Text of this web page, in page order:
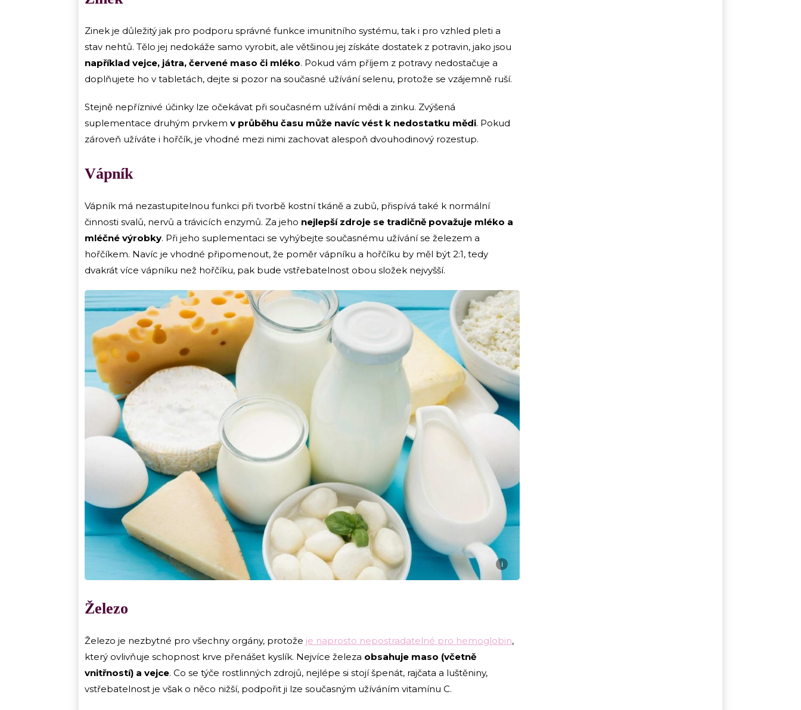
Zinek je důležitý jak pro podporu správné funkce imunitního systému, tak i pro vzhled pleti a
stav nehtů. Tělo jej nedokáže samo vyrobit, ale většinou jej získáte dostatek z potravin, jako jsou
například vejce, játra, červené maso či mléko. Pokud vám příjem z potravy nedostačuje a
doplňujete ho v tabletách, dejte si pozor na současné užívání selenu, protože se vzájemně ruší.
Stejně nepříznivé účinky lze očekávat při současném užívání mědi a zinku. Zvýšená
suplementace druhým prvkem v průběhu času může navíc vést k nedostatku mědi. Pokud
zároveň užíváte i hořčík, je vhodné mezi nimi zachovat alespoň dvouhodinový rozestup.
Vápník
Vápník má nezastupitelnou funkci při tvorbě kostní tkáně a zubů, přispívá také k normální
činnosti svalů, nervů a trávicích enzymů. Za jeho nejlepší zdroje se tradičně považuje mléko a
mléčné výrobky. Při jeho suplementaci se vyhýbejte současnému užívání se železem a
hořčíkem. Navíc je vhodné připomenout, že poměr vápníku a hořčíku by měl být 2:1, tedy
dvakrát více vápníku než hořčíku, pak bude vstřebatelnost obou složek nejvyšší.
i
Železo
Železo je nezbytné pro všechny orgány, protože je naprosto nepostradatelné pro hemoglobin,
který ovlivňuje schopnost krve přenášet kyslík. Nejvíce železa obsahuje maso (včetně
vnitřností) a vejce. Co se týče rostlinných zdrojů, nejlépe si stojí špenát, rajčata a luštěniny,
vstřebatelnost je však o něco nižší, podpořit ji lze současným užíváním vitamínu C.